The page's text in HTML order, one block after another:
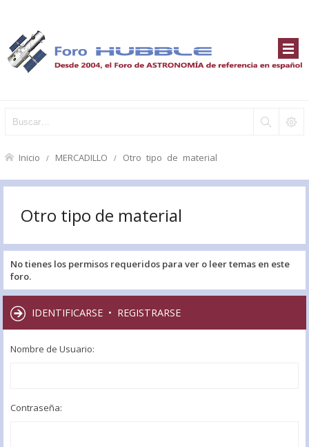
Inicio MERCADILLO Otro tipo de material
Otro tipo de material
No tienes los permisos requeridos para ver o leer temas en este
foro.
IDENTIFICARSE • REGISTRARSE
Nombre de Usuario:
Contraseña: